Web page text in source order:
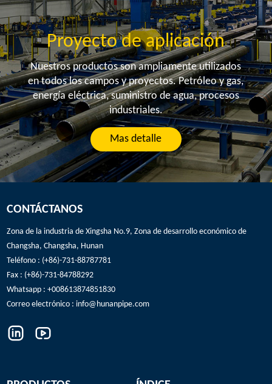
Proyecto de aplicación
Nuestros productos son ampliamente utilizados
en todos los campos y proyectos. Petróleo y gas,
energía eléctrica, suministro de agua, procesos
industriales.
Mas detalle
CONTÁCTANOS
Zona de la industria de Xingsha No.9, Zona de desarrollo económico de
Changsha, Changsha, Hunan
Teléfono : (+86)-731-88787781
Fax : (+86)-731-84788292
Whatsapp : +008613874851830
Correo electrónico : info@hunanpipe.com